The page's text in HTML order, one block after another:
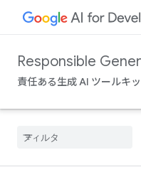
Responsible
責任ある生成 AI ツールキ